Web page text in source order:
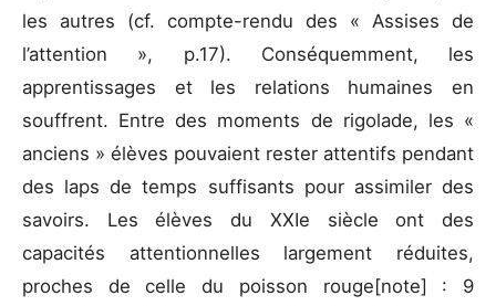
les autres (cf. compte-rendu des « Assises de
l’attention », p.17). Conséquemment, les
apprentissages et les relations humaines en
souffrent. Entre des moments de rigolade, les «
anciens » élèves pouvaient rester attentifs pendant
des laps de temps suffisants pour assimiler des
savoirs. Les élèves du XXIe siècle ont des
capacités attentionnelles largement réduites,
proches de celle du poisson rouge[note] : 9